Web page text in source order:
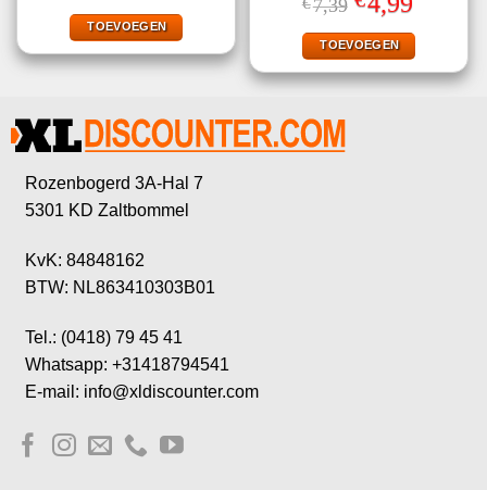
was:
€2,25.
is:
€1,00.
TOEVOEGEN
7,39 prijs
was:
€7,39.
is:
€4,99.
TOEVOEGEN
Rozenbogerd 3A-Hal 7
5301 KD Zaltbommel
KvK: 84848162
BTW: NL863410303B01
Tel.: (0418) 79 45 41
Whatsapp: +31418794541
E-mail: info@xldiscounter.com